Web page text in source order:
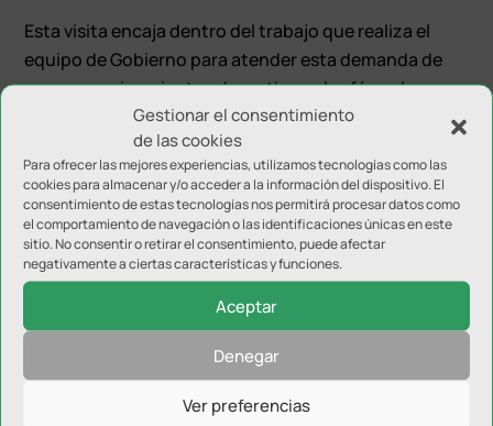
Gestionar el consentimiento
de las cookies
Para ofrecer las mejores experiencias, utilizamos tecnologías como las
cookies para almacenar y/o acceder a la información del dispositivo. El
consentimiento de estas tecnologías nos permitirá procesar datos como
el comportamiento de navegación o las identificaciones únicas en este
sitio. No consentir o retirar el consentimiento, puede afectar
negativamente a ciertas características y funciones.
Aceptar
Denegar
Ver preferencias
Esta visita encaja dentro del trabajo que realiza el
equipo de Gobierno para atender esta demanda de
nuevos equipamientos deportivos y las fórmulas para
su viabilidad. El alcalde ya mantuvo hace unas
semanas una reunión con el responsable del Consejo
Superior de Deportes, José Manuel Rodríguez Uribes,
para valorar todas las opciones posibles de cara a su
planificación y financiación.
Enviar comentario